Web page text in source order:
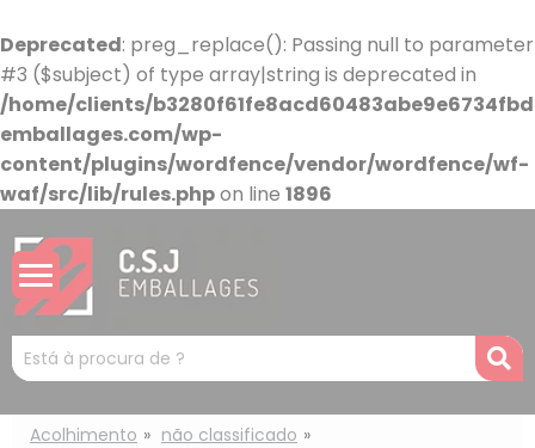
Deprecated: preg_replace(): Passing null to parameter
#3 ($subject) of type array|string is deprecated in
/home/clients/
emballages.com/wp-
content/plugins/wordfence/vendor/wordfence/wf-
waf/src/lib/rules.phpon line 1896
Mots
clés
:
Acolhimento
não classificado